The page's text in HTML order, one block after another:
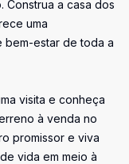
a casa dos
uma
bem-estar de toda a
visita e conheça
à venda no
promissor e viva
vida em meio à